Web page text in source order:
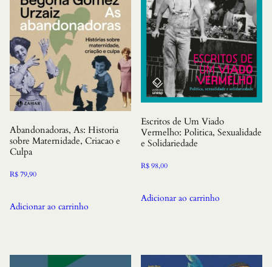
Abandonadoras, As: Historia
sobre Maternidade, Criacao e
Culpa
R$79,90
Adicionar ao carrinho
Escritos de Um Viado
Vermelho: Politica, Sexualidade
e Solidariedade
R$98,00
Adicionar ao carrinho